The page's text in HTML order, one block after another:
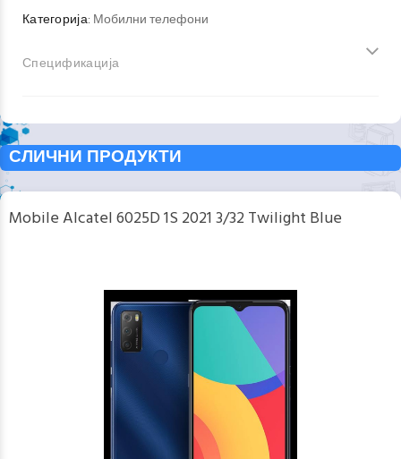
Категорија: Мобилни телефони
Спецификација
СЛИЧНИ ПРОДУКТИ
Mobile Alcatel 6025D 1S 2021 3/32 Twilight Blue